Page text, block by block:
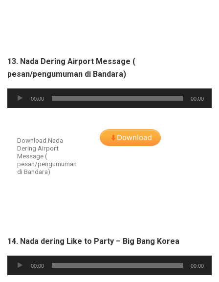
13. Nada Dering Airport Message (
pesan/pengumuman di Bandara)
Audio
Player
00:00 00:00
Download Nada
Dering Airport
Message (
pesan/pengumuman
di Bandara)
14. Nada dering Like to Party – Big Bang Korea
Audio
Player
00:00 00:00